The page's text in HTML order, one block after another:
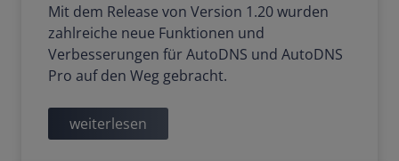
Mit dem Release von Version 1.20 wurden
zahlreiche neue Funktionen und
Verbesserungen für AutoDNS und AutoDNS
Pro auf den Weg gebracht.
weiterlesen